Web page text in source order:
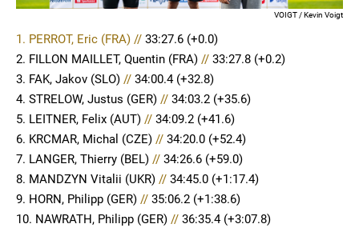
VOIGT / Kevin Voigt
1. PERROT, Eric (FRA) // 33:27.6 (+0.0)
2. FILLON MAILLET, Quentin (FRA) //33:27.8 (+0.2)
3. FAK, Jakov (SLO) //34:00.4 (+32.8)
4. STRELOW, Justus (GER) //34:03.2 (+35.6)
5. LEITNER, Felix (AUT) //34:09.2 (+41.6)
6. KRCMAR, Michal (CZE) //34:20.0 (+52.4)
7. LANGER, Thierry (BEL) //34:26.6 (+59.0)
8. MANDZYN Vitalii (UKR) //34:45.0 (+1:17.4)
9. HORN, Philipp (GER) //35:06.2 (+1:38.6)
10. NAWRATH, Philipp (GER) //36:35.4 (+3:07.8)